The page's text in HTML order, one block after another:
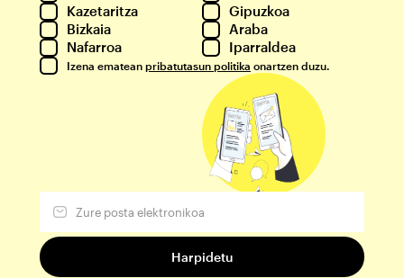
Kazetaritza
Gipuzkoa
Bizkaia
Araba
Nafarroa
Iparraldea
Izena ematean pribatutasun politika onartzen duzu.